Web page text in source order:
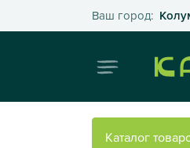
Ваш город:
Каталог